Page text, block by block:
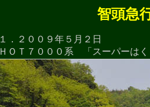
智頭急
１．２００９年５月２日
ＨＯＴ７０００系 「スーパーは